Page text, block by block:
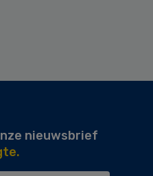
nieuwsbrief